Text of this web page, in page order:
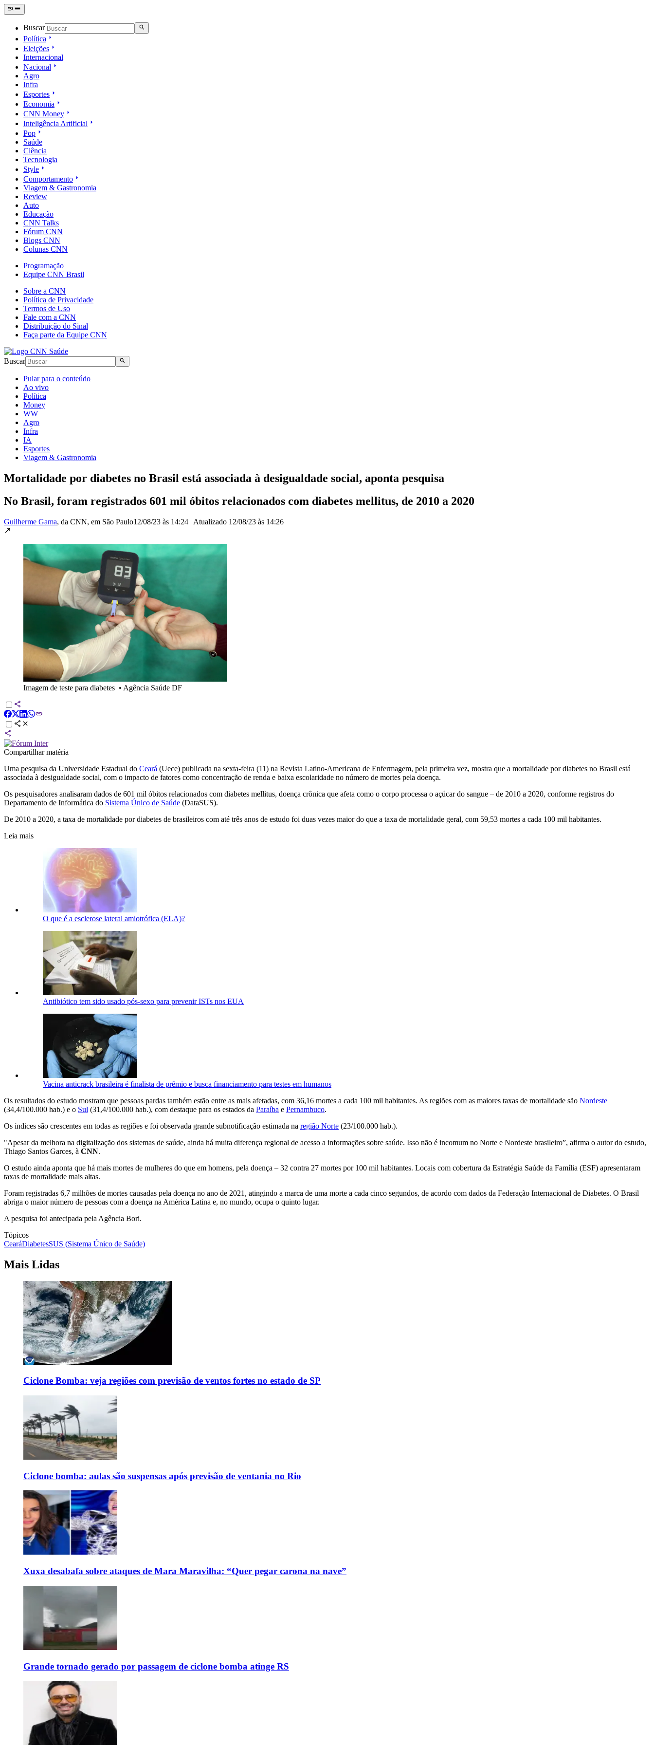
Buscar
Política
Eleições
Internacional
Nacional
Agro
Infra
Esportes
Economia
CNN Money
Inteligência Artificial
Pop
Saúde
Ciência
Tecnologia
Style
Comportamento
Viagem & Gastronomia
Review
Auto
Educação
CNN Talks
Fórum CNN
Blogs CNN
Colunas CNN
Programação
Equipe CNN Brasil
Sobre a CNN
Política de Privacidade
Termos de Uso
Fale com a CNN
Distribuição do Sinal
Faça parte da Equipe CNN
Buscar
Pular para o conteúdo
Ao vivo
Política
Money
WW
Agro
Infra
IA
Esportes
Viagem & Gastronomia
Mortalidade por diabetes no Brasil está associada à desigualdade social, aponta pesquisa
No Brasil, foram registrados 601 mil óbitos relacionados com diabetes mellitus, de 2010 a 2020
Guilherme Gama, da CNN, em São Paulo12/08/23 às 14:24 | Atualizado 12/08/23 às 14:26
Imagem de teste para diabetes • Agência Saúde DF
Compartilhar matéria
Uma pesquisa da Universidade Estadual do Ceará (Uece) publicada na sexta-feira (11) na Revista Latino-Americana de Enfermagem, pela primeira vez, mostra que a mortalidade por diabetes no Brasil está
associada à desigualdade social, com o impacto de fatores como concentração de renda e baixa escolaridade no número de mortes pela doença.
Os pesquisadores analisaram dados de 601 mil óbitos relacionados com diabetes mellitus, doença crônica que afeta como o corpo processa o açúcar do sangue – de 2010 a 2020, conforme registros do
Departamento de Informática do Sistema Único de Saúde (DataSUS).
De 2010 a 2020, a taxa de mortalidade por diabetes de brasileiros com até três anos de estudo foi duas vezes maior do que a taxa de mortalidade geral, com 59,53 mortes a cada 100 mil habitantes.
Leia mais
O que é a esclerose lateral amiotrófica (ELA)?
Antibiótico tem sido usado pós-sexo para prevenir ISTs nos EUA
Vacina anticrack brasileira é finalista de prêmio e busca financiamento para testes em humanos
Os resultados do estudo mostram que pessoas pardas também estão entre as mais afetadas, com 36,16 mortes a cada 100 mil habitantes. As regiões com as maiores taxas de mortalidade são Nordeste
(34,4/100.000 hab.) e o Sul (31,4/100.000 hab.), com destaque para os estados da Paraíba e Pernambuco.
Os índices são crescentes em todas as regiões e foi observada grande subnotificação estimada na região Norte (23/100.000 hab.).
"Apesar da melhora na digitalização dos sistemas de saúde, ainda há muita diferença regional de acesso a informações sobre saúde. Isso não é incomum no Norte e Nordeste brasileiro”, afirma o autor do estudo,
Thiago Santos Garces, à CNN.
O estudo ainda aponta que há mais mortes de mulheres do que em homens, pela doença – 32 contra 27 mortes por 100 mil habitantes. Locais com cobertura da Estratégia Saúde da Família (ESF) apresentaram
taxas de mortalidade mais altas.
Foram registradas 6,7 milhões de mortes causadas pela doença no ano de 2021, atingindo a marca de uma morte a cada cinco segundos, de acordo com dados da Federação Internacional de Diabetes. O Brasil
abriga o maior número de pessoas com a doença na América Latina e, no mundo, ocupa o quinto lugar.
A pesquisa foi antecipada pela Agência Bori.
Tópicos
CearáDiabetesSUS (Sistema Único de Saúde)
Mais Lidas
Ciclone Bomba: veja regiões com previsão de ventos fortes no estado de SP
Ciclone bomba: aulas são suspensas após previsão de ventania no Rio
Xuxa desabafa sobre ataques de Mara Maravilha: “Quer pegar carona na nave”
Grande tornado gerado por passagem de ciclone bomba atinge RS